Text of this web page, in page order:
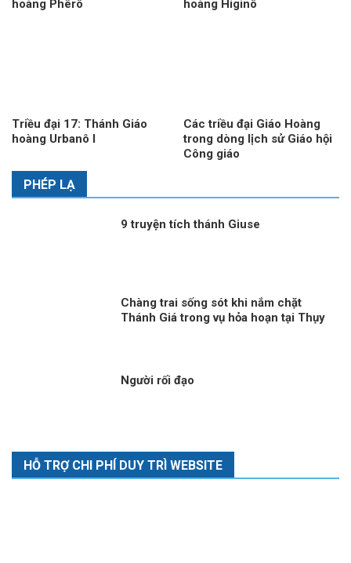
hoàng Phêrô
hoàng Higinô
Triều đại 17: Thánh Giáo
hoàng Urbanô I
Các triều đại Giáo Hoàng
trong dòng lịch sử Giáo hội
Công giáo
PHÉP LẠ
9 truyện tích thánh Giuse
Chàng trai sống sót khi nắm chặt
Thánh Giá trong vụ hỏa hoạn tại Thụy
Người rối đạo
HỖ TRỢ CHI PHÍ DUY TRÌ WEBSITE